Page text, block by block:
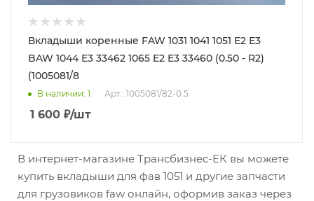
Вкладыши коренные FAW 1031 1041 1051 Е2 Е3
BAW 1044 E3 33462 1065 E2 E3 33460 (0.50 - R2)
(1005081/8
В наличии: 1 Арт.: 1005081/82-0.5
1 600 ₽/шт
В интернет-магазине Трансбизнес-ЕК вы можете
купить вкладыши для фав 1051 и другие запчасти
для грузовиков faw онлайн, оформив заказ через